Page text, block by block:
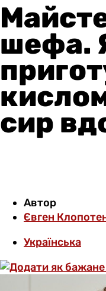
шефа.
сир
Автор
Євген
Українська